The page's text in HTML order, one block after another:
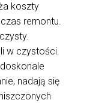
koszty
remontu.
w czystości.
nadają się